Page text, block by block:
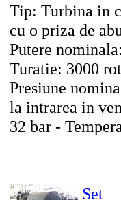
Tip: Turbina in
cu o priza de
Putere
Turatie: 3000
Presiune
la intrarea in
32 bar -
Set